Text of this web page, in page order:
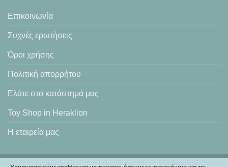
Επικοινωνία
Συχνές ερωτήσεις
Όροι χρήσης
Πολιτική απορρήτου
Ελάτε στο κατάστημά μας
Toy Shop in Heraklion
Η εταιρεία μας